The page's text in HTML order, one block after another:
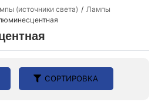
(источники света)
Лампы
СОРТИРОВКА